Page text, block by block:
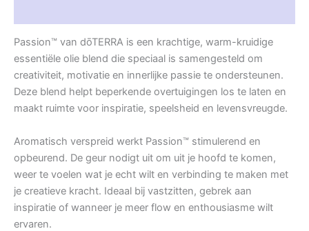
Passion™ van dōTERRA is een krachtige, warm-kruidige
essentiële olie blend die speciaal is samengesteld om
creativiteit, motivatie en innerlijke passie te ondersteunen.
Deze blend helpt beperkende overtuigingen los te laten en
maakt ruimte voor inspiratie, speelsheid en levensvreugde.
Aromatisch verspreid werkt Passion™ stimulerend en
opbeurend. De geur nodigt uit om uit je hoofd te komen,
weer te voelen wat je echt wilt en verbinding te maken met
je creatieve kracht. Ideaal bij vastzitten, gebrek aan
inspiratie of wanneer je meer flow en enthousiasme wilt
ervaren.